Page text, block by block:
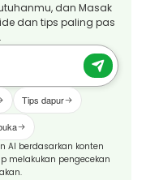
dan Masak
dan tips paling pas
Tips dapur
AI berdasarkan konten
melakukan pengecekan